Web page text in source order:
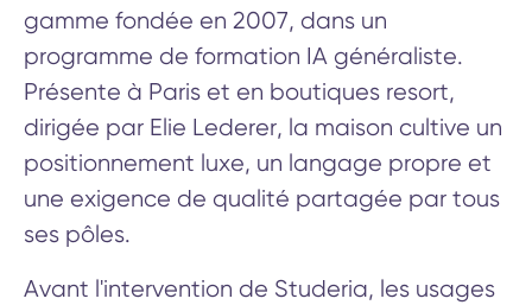
gamme fondée en 2007, dans un
programme de formation IA généraliste.
Présente à Paris et en boutiques resort,
dirigée par Elie Lederer, la maison cultive un
positionnement luxe, un langage propre et
une exigence de qualité partagée par tous
ses pôles.
Avant l'intervention de Studeria, les usages